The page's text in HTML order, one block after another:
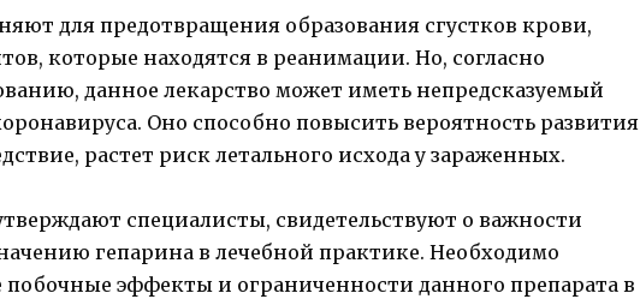
для предотвращения образования сгустков крови,
которые находятся в реанимации. Но, согласно
данное лекарство может иметь непредсказуемый
Оно способно повысить вероятность развития
растет риск летального исхода у зараженных.
специалисты, свидетельствуют о важности
гепарина в лечебной практике. Необходимо
эффекты и ограниченности данного препарата в